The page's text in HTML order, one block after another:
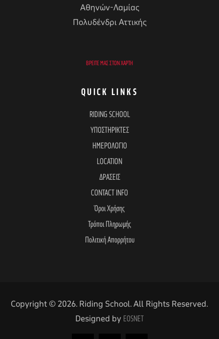
Αθηνών-Λαμίας
Πολυδένδρι Αττικής
ΒΡΕΊΤΕ ΜΑΣ ΣΤΟΝ ΧΆΡΤΗ
QUICK LINKS
RIDING SCHOOL
ΥΠΟΣΤΗΡΙΚΤΕΣ
ΗΜΕΡΟΛΟΓΙΟ
LOCATION
ΔΡΑΣΕΙΣ
CONTACT INFO
Όροι Χρήσης
Τρόποι Πληρωμής
Πολιτική Απορρήτου
Copyright © 2026. Riding School. All Rights Reserved.
Designed by EOSNET